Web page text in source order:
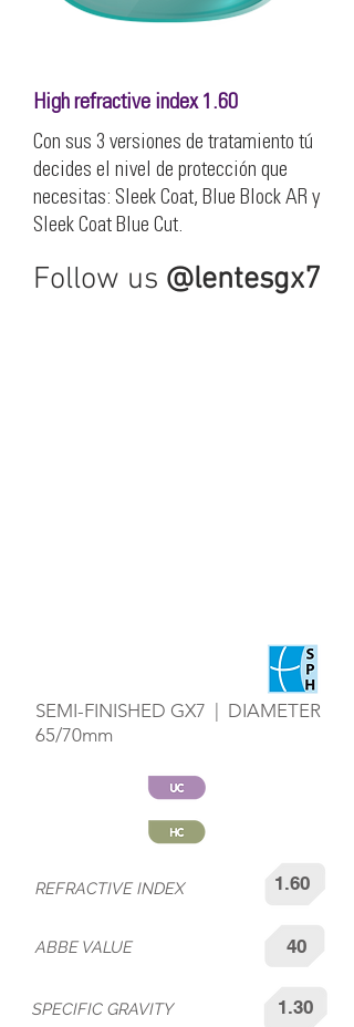
High refractive index 1.60
Con sus 3 versiones de tratamiento tú
decides el nivel de protección que
necesitas: Sleek Coat, Blue Block AR y
Sleek Coat Blue Cut.
Follow us @lentesgx7
SEMI-FINISHED GX7 | DIAMETER
65/70mm
REFRACTIVE INDEX 1.60
ABBE VALUE
SPECIFIC GRAVITY
40
1.30